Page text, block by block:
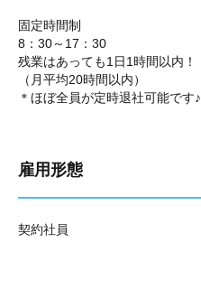
固定時間制
8：30～17：30
残業はあっても1日1時間以内！
（月平均20時間以内）
＊ほぼ全員が定時退社可能です♪
雇用形態
契約社員